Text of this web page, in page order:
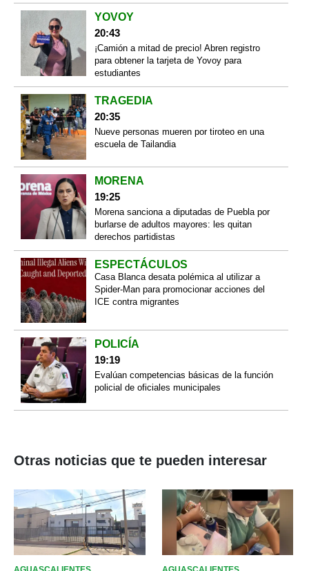
YOVOY
20:43
¡Camión a mitad de precio! Abren registro
para obtener la tarjeta de Yovoy para
estudiantes
TRAGEDIA
20:35
Nueve personas mueren por tiroteo en una
escuela de Tailandia
MORENA
19:25
Morena sanciona a diputadas de Puebla por
burlarse de adultos mayores: les quitan
derechos partidistas
ESPECTÁCULOS
Casa Blanca desata polémica al utilizar a
Spider-Man para promocionar acciones del
ICE contra migrantes
POLICÍA
19:19
Evalúan competencias básicas de la función
policial de oficiales municipales
Otras noticias que te pueden interesar